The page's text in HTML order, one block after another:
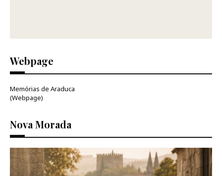
Webpage
Memórias de Araduca
(Webpage)
Nova Morada